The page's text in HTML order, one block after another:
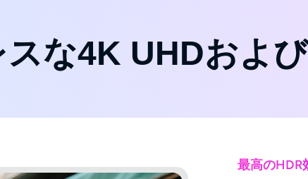
スな4K UHDおよ
最高のHDR